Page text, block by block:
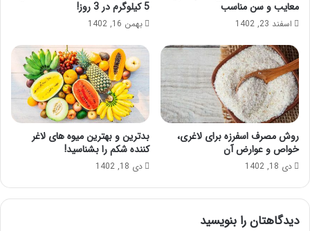
معایب و سن مناسب
اسفند 23, 1402
5 کیلوگرم در 3 روز!
بهمن 16, 1402
روش مصرف اسفرزه برای لاغری،
خواص و عوارض آن
دی 18, 1402
بدترین و بهترین میوه های لاغر
کننده شکم را بشناسید!
دی 18, 1402
دیدگاهتان را بنویسید